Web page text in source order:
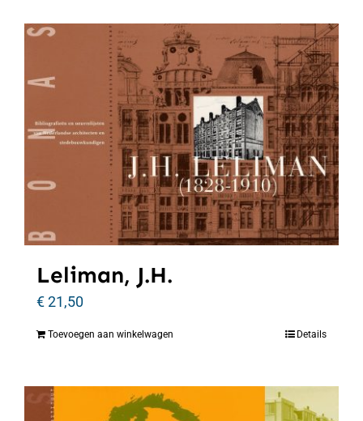
Leliman, J.H.
€21,50
Toevoegen aan winkelwagen Details